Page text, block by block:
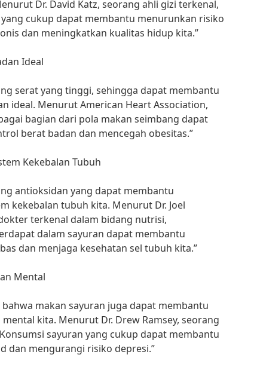
Dr. David Katz, seorang ahli gizi terkenal,
yang cukup dapat membantu menurunkan risiko
dan meningkatkan kualitas hidup kita.”
Ideal
serat yang tinggi, sehingga dapat membantu
ideal. Menurut American Heart Association,
bagian dari pola makan seimbang dapat
berat badan dan mencegah obesitas.”
Kekebalan Tubuh
antioksidan yang dapat membantu
kekebalan tubuh kita. Menurut Dr. Joel
terkenal dalam bidang nutrisi,
dalam sayuran dapat membantu
dan menjaga kesehatan sel tubuh kita.”
Mental
makan sayuran juga dapat membantu
kita. Menurut Dr. Drew Ramsey, seorang
sayuran yang cukup dapat membantu
dan mengurangi risiko depresi.”